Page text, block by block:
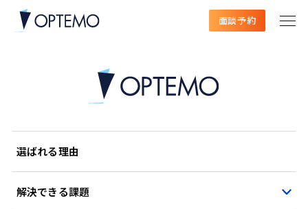
面談予約
選ばれる理由
解決できる課題